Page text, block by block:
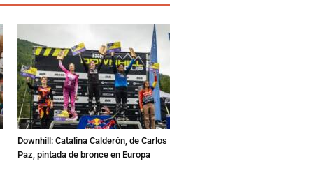
Downhill: Catalina Calderón, de Carlos
Paz, pintada de bronce en Europa